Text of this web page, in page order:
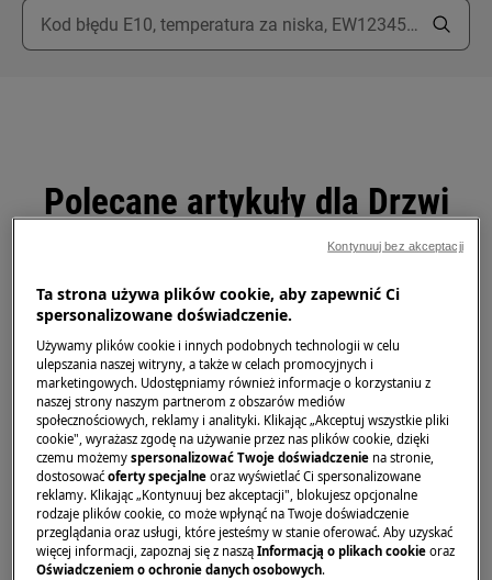
Polecane artykuły dla Drzwi
i zawiasy (chłodnictwo)
Jak zdemontować, zamontować i
odwrócić drzwi i zawiasy (1)
Jak zdemontować, zamontować i
odwrócić drzwi i zawiasy (2)
Jak wymienić zawias (65)
Ta strona używa plików cookie, aby zapewnić Ci
spersonalizowane doświadczenie.
Używamy plików cookie i innych podobnych technologii w celu
ulepszania naszej witryny, a także w celach promocyjnych i
marketingowych. Udostępniamy również informacje o korzystaniu z
naszej strony naszym partnerom z obszarów mediów
społecznościowych, reklamy i analityki. Klikając „Akceptuj wszystkie pliki
cookie", wyrażasz zgodę na używanie przez nas plików cookie, dzięki
czemu możemyspersonalizować Twoje doświadczenie na stronie,
dostosowaćoferty specjalne oraz wyświetlać Ci spersonalizowane
reklamy. Klikając „Kontynuuj bez akceptacji", blokujesz opcjonalne
rodzaje plików cookie, co może wpłynąć na Twoje doświadczenie
przeglądania oraz usługi, które jesteśmy w stanie oferować. Aby uzyskać
więcej informacji, zapoznaj się z nasząInformacją o plikach cookie oraz
Oświadczeniem o ochronie danych osobowych.
Kontynuuj bez akceptacji